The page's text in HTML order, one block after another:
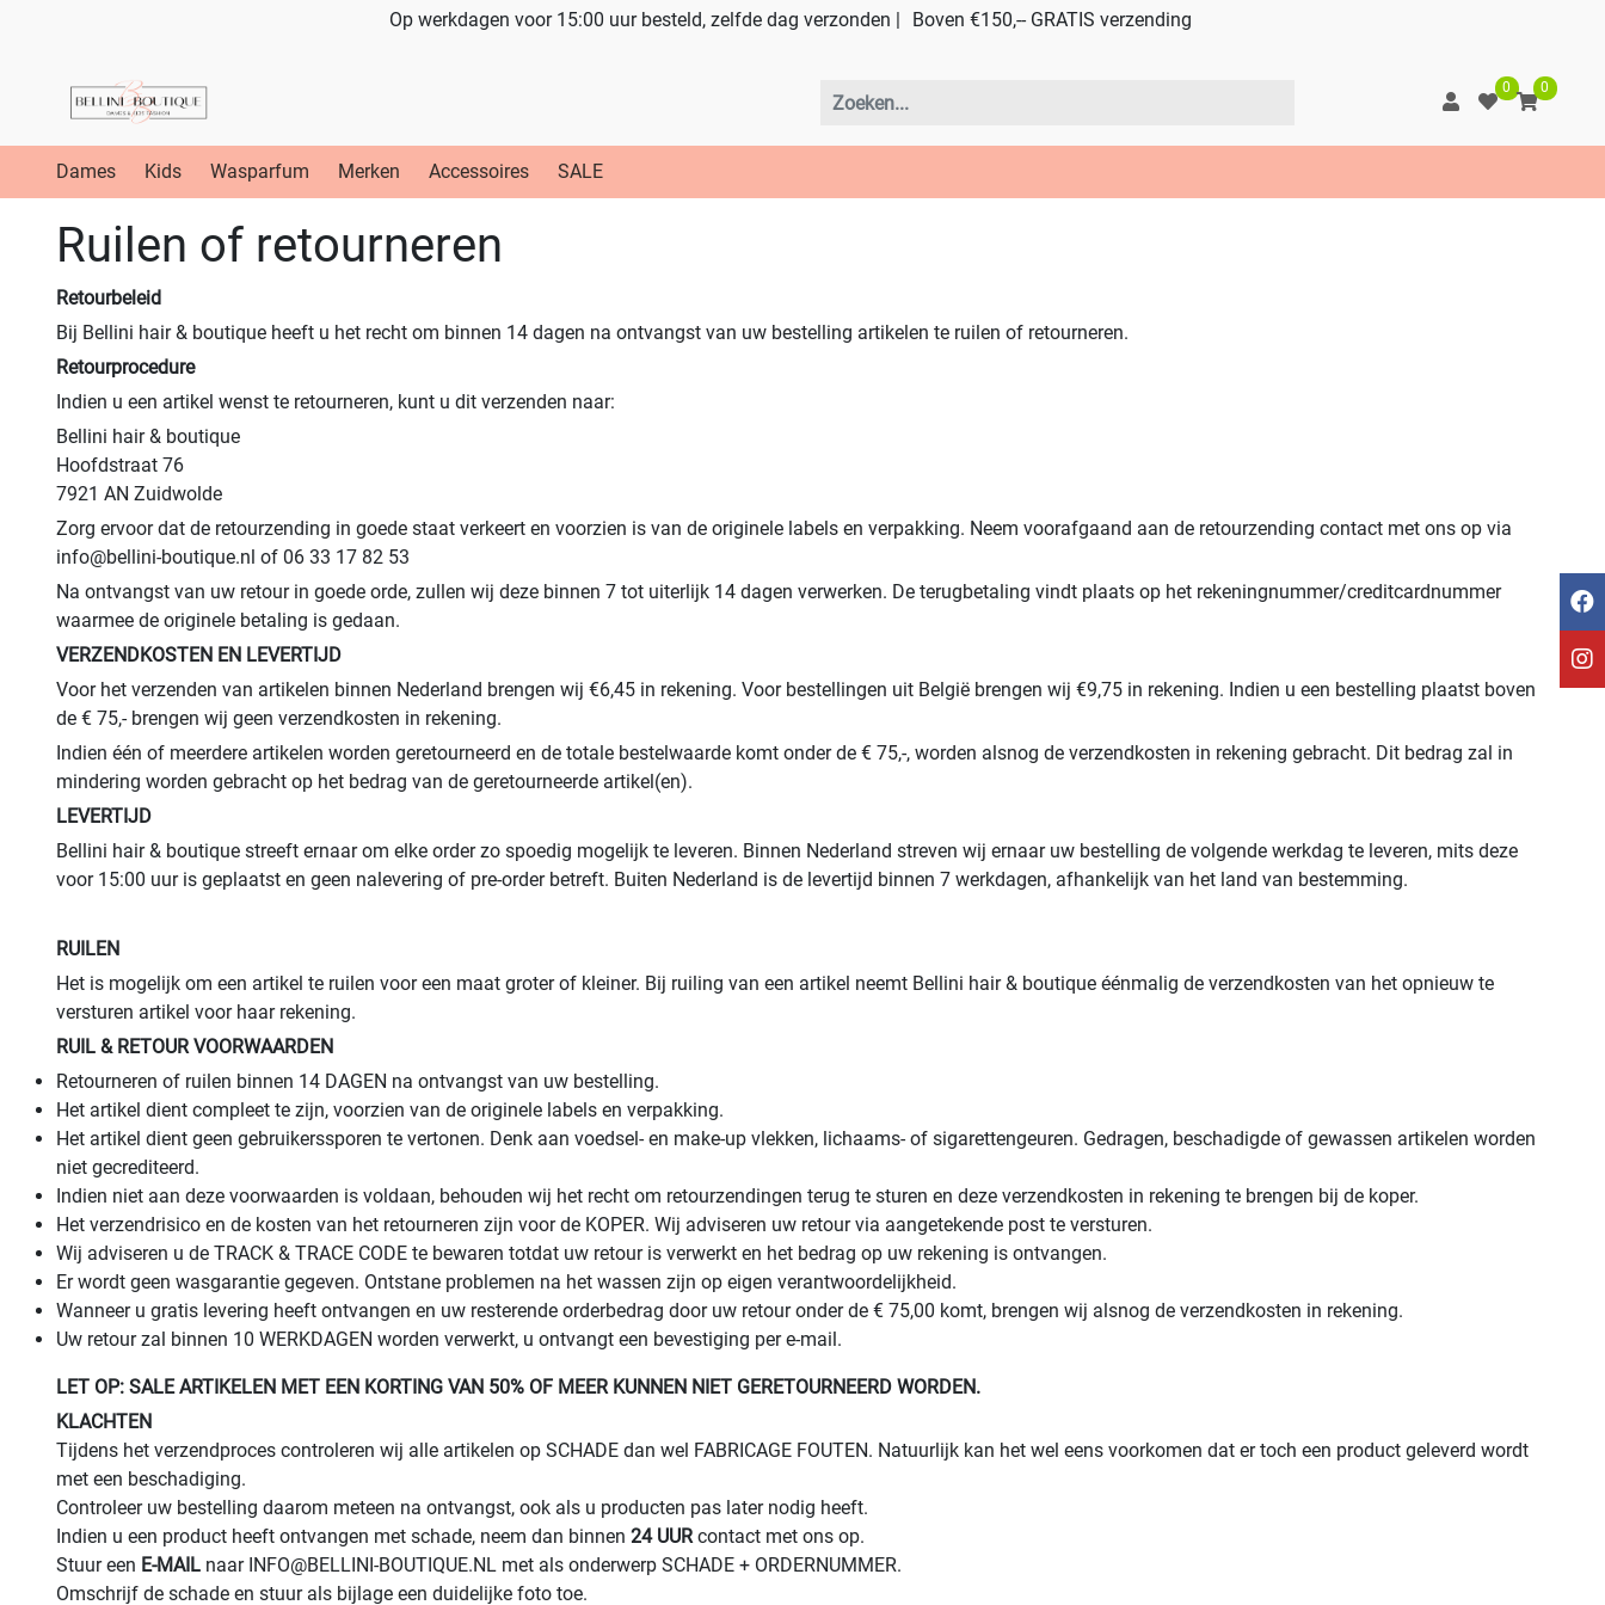
Op werkdagen voor 15:00 uur besteld, zelfde dag verzonden | Boven €150,-- GRATIS verzending
0 0
Dames Kids Wasparfum Merken Accessoires SALE
Ruilen of retourneren
Retourbeleid
Bij Bellini hair & boutique heeft u het recht om binnen 14 dagen na ontvangst van uw bestelling artikelen te ruilen of retourneren.
Retourprocedure
Indien u een artikel wenst te retourneren, kunt u dit verzenden naar:
Bellini hair & boutique
Hoofdstraat 76
7921 AN Zuidwolde
Zorg ervoor dat de retourzending in goede staat verkeert en voorzien is van de originele labels en verpakking. Neem voorafgaand aan de retourzending contact met ons op via
info@bellini-boutique.nl of 06 33 17 82 53
Na ontvangst van uw retour in goede orde, zullen wij deze binnen 7 tot uiterlijk 14 dagen verwerken. De terugbetaling vindt plaats op het rekeningnummer/creditcardnummer
waarmee de originele betaling is gedaan.
VERZENDKOSTEN EN LEVERTIJD
Voor het verzenden van artikelen binnen Nederland brengen wij €6,45 in rekening. Voor bestellingen uit België brengen wij €9,75 in rekening. Indien u een bestelling plaatst boven
de € 75,- brengen wij geen verzendkosten in rekening.
Indien één of meerdere artikelen worden geretourneerd en de totale bestelwaarde komt onder de € 75,-, worden alsnog de verzendkosten in rekening gebracht. Dit bedrag zal in
mindering worden gebracht op het bedrag van de geretourneerde artikel(en).
LEVERTIJD
Bellini hair & boutique streeft ernaar om elke order zo spoedig mogelijk te leveren. Binnen Nederland streven wij ernaar uw bestelling de volgende werkdag te leveren, mits deze
voor 15:00 uur is geplaatst en geen nalevering of pre-order betreft. Buiten Nederland is de levertijd binnen 7 werkdagen, afhankelijk van het land van bestemming.
RUILEN
Het is mogelijk om een artikel te ruilen voor een maat groter of kleiner. Bij ruiling van een artikel neemt Bellini hair & boutique éénmalig de verzendkosten van het opnieuw te
versturen artikel voor haar rekening.
RUIL & RETOUR VOORWAARDEN
Retourneren of ruilen binnen 14 DAGEN na ontvangst van uw bestelling.
Het artikel dient compleet te zijn, voorzien van de originele labels en verpakking.
Het artikel dient geen gebruikerssporen te vertonen. Denk aan voedsel- en make-up vlekken, lichaams- of sigarettengeuren. Gedragen, beschadigde of gewassen artikelen worden
niet gecrediteerd.
Indien niet aan deze voorwaarden is voldaan, behouden wij het recht om retourzendingen terug te sturen en deze verzendkosten in rekening te brengen bij de koper.
Het verzendrisico en de kosten van het retourneren zijn voor de KOPER. Wij adviseren uw retour via aangetekende post te versturen.
Wij adviseren u de TRACK & TRACE CODE te bewaren totdat uw retour is verwerkt en het bedrag op uw rekening is ontvangen.
Er wordt geen wasgarantie gegeven. Ontstane problemen na het wassen zijn op eigen verantwoordelijkheid.
Wanneer u gratis levering heeft ontvangen en uw resterende orderbedrag door uw retour onder de € 75,00 komt, brengen wij alsnog de verzendkosten in rekening.
Uw retour zal binnen 10 WERKDAGEN worden verwerkt, u ontvangt een bevestiging per e-mail.
LET OP: SALE ARTIKELEN MET EEN KORTING VAN 50% OF MEER KUNNEN NIET GERETOURNEERD WORDEN.
KLACHTEN
Tijdens het verzendproces controleren wij alle artikelen op SCHADE dan wel FABRICAGE FOUTEN. Natuurlijk kan het wel eens voorkomen dat er toch een product geleverd wordt
met een beschadiging.
Controleer uw bestelling daarom meteen na ontvangst, ook als u producten pas later nodig heeft.
Indien u een product heeft ontvangen met schade, neem dan binnen 24 UURcontact met ons op.
Stuur een E-MAIL naar INFO@BELLINI-BOUTIQUE.NL met als onderwerp SCHADE + ORDERNUMMER.
Omschrijf de schade en stuur als bijlage een duidelijke foto toe.